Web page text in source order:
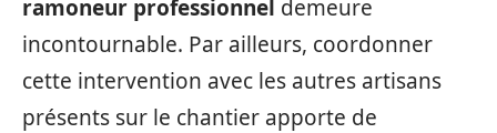
ramoneur professionnel demeure
incontournable. Par ailleurs, coordonner
cette intervention avec les autres artisans
présents sur le chantier apporte de